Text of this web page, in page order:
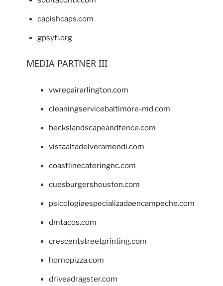
capishcaps.com
gpsyfl.org
MEDIA PARTNER III
vwrepairarlington.com
cleaningservicebaltimore-md.com
beckslandscapeandfence.com
vistaaltadelveramendi.com
coastlinecateringnc.com
cuesburgershouston.com
psicologiaespecializadaencampeche.com
dmtacos.com
crescentstreetprinting.com
hornopizza.com
driveadragster.com